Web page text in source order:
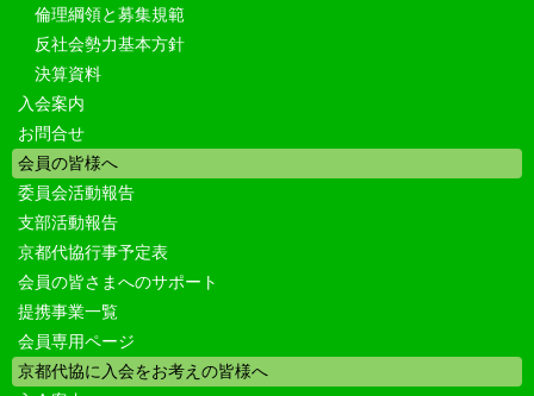
倫理綱領と募集規範
反社会勢力基本方針
決算資料
入会案内
お問合せ
会員の皆様へ
委員会活動報告
支部活動報告
京都代協行事予定表
会員の皆さまへのサポート
提携事業一覧
会員専用ページ
京都代協に入会をお考えの皆様へ